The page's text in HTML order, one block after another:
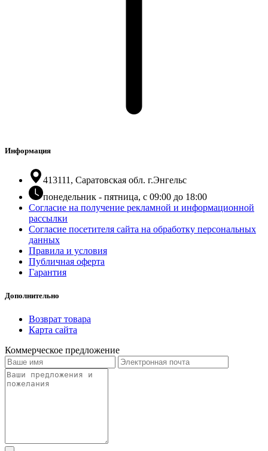
Информация
413111, Саратовская обл. г.Энгельс
понедельник - пятница, с 09:00 до 18:00
Согласие на получение рекламной и информационной
рассылки
Согласие посетителя сайта на обработку персональных
данных
Правила и условия
Публичная оферта
Гарантия
Дополнительно
Возврат товара
Карта сайта
Коммерческое предложение